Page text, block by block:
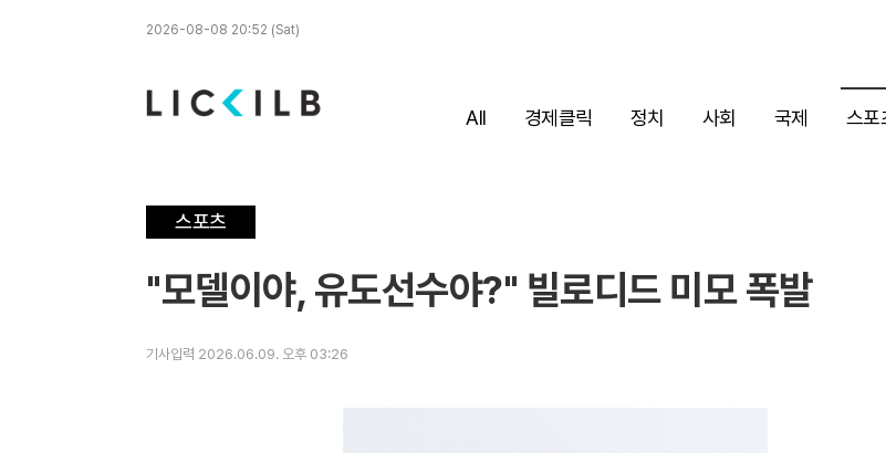
2026-08-08 20:52 (Sat)
All 경제클릭 정치 사회 국제 스포
스포츠
"모델이야, 유도선수야?" 빌로디드 미모 폭발
기사입력 2026.06.09. 오후 03:26